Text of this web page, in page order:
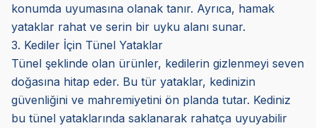
konumda uyumasına olanak tanır. Ayrıca, hamak
yataklar rahat ve serin bir uyku alanı sunar.
3. Kediler İçin Tünel Yataklar
Tünel şeklinde olan ürünler, kedilerin gizlenmeyi seven
doğasına hitap eder. Bu tür yataklar, kedinizin
güvenliğini ve mahremiyetini ön planda tutar. Kediniz
bu tünel yataklarında saklanarak rahatça uyuyabilir